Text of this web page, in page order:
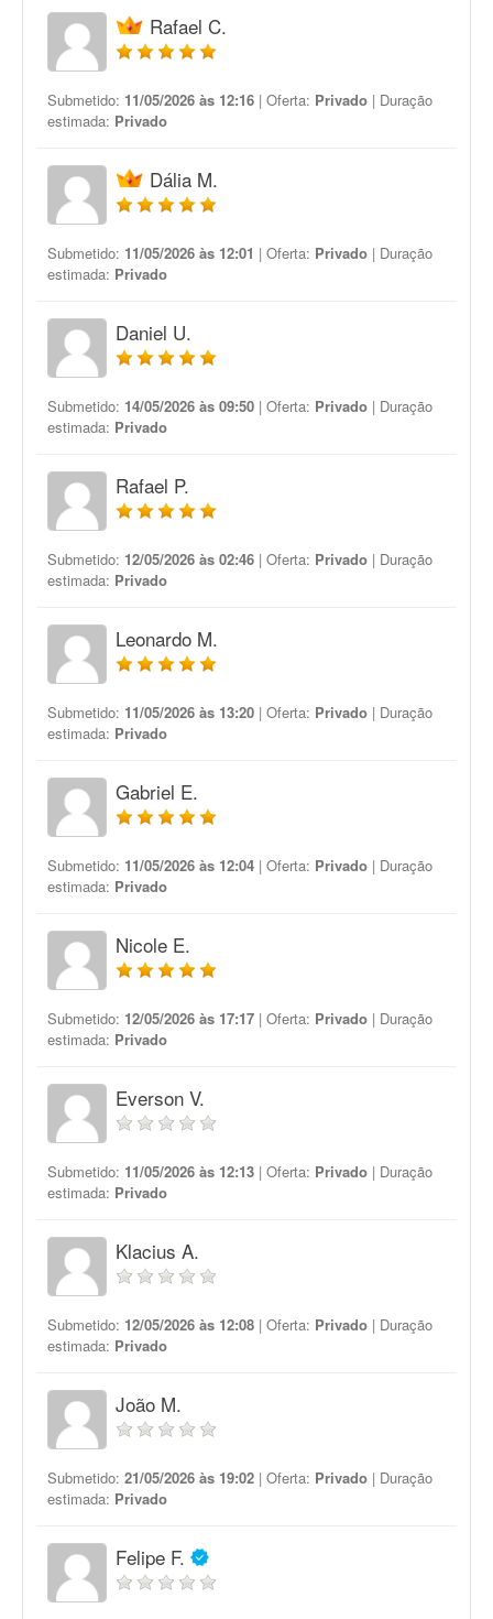
Rafael C.
Submetido: 11/05/2026 às 12:16 | Oferta: Privado | Duração
estimada: Privado
Dália M.
Submetido: 11/05/2026 às 12:01 | Oferta: Privado | Duração
estimada: Privado
Daniel U.
Submetido: 14/05/2026 às 09:50 | Oferta: Privado | Duração
estimada: Privado
Rafael P.
Submetido: 12/05/2026 às 02:46 | Oferta: Privado | Duração
estimada: Privado
Leonardo M.
Submetido: 11/05/2026 às 13:20 | Oferta: Privado | Duração
estimada: Privado
Gabriel E.
Submetido: 11/05/2026 às 12:04 | Oferta: Privado | Duração
estimada: Privado
Nicole E.
Submetido: 12/05/2026 às 17:17 | Oferta: Privado | Duração
estimada: Privado
Everson V.
Submetido: 11/05/2026 às 12:13 | Oferta: Privado | Duração
estimada: Privado
Klacius A.
Submetido: 12/05/2026 às 12:08 | Oferta: Privado | Duração
estimada: Privado
João M.
Submetido: 21/05/2026 às 19:02 | Oferta: Privado | Duração
estimada: Privado
Felipe F.